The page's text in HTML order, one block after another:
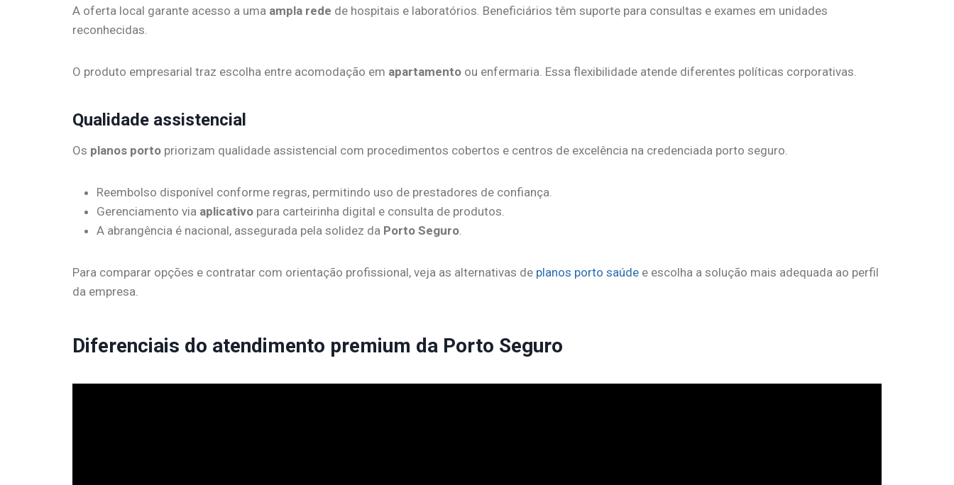
A oferta local garante acesso a uma ampla rede de hospitais e laboratórios. Beneficiários têm suporte para consultas e exames em unidades
reconhecidas.
O produto empresarial traz escolha entre acomodação em apartamento ou enfermaria. Essa flexibilidade atende diferentes políticas corporativas.
Qualidade assistencial
Os planos porto priorizam qualidade assistencial com procedimentos cobertos e centros de excelência na credenciada porto seguro.
Reembolso disponível conforme regras, permitindo uso de prestadores de confiança.
Gerenciamento via aplicativo para carteirinha digital e consulta de produtos.
A abrangência é nacional, assegurada pela solidez da Porto Seguro
Para comparar opções e contratar com orientação profissional, veja as alternativas de planos porto saúde e escolha a solução mais adequada ao perfil
da empresa.
Diferenciais do atendimento premium da Porto Seguro